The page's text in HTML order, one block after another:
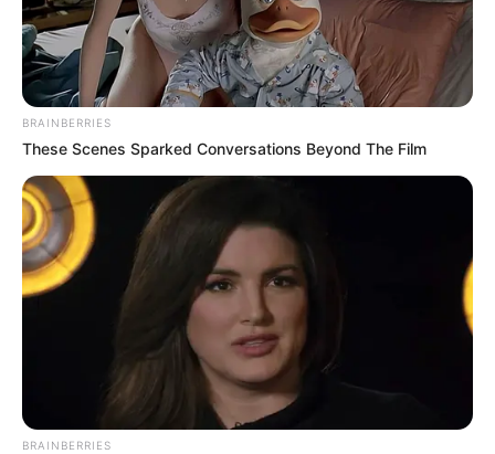
BRAINBERRIES
These Scenes Sparked Conversations Beyond The Film
BRAINBERRIES